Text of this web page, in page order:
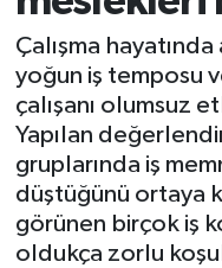
Çalışma
yoğun iş temposu
çalışanı olumsuz
Yapılan
gruplarında iş
düştüğünü ortaya
görünen birçok iş
oldukça zorlu
Gündem
Kim Kimdir
Resmi İlanlar
Sağlık
Son Dakika
Haber Arşivi